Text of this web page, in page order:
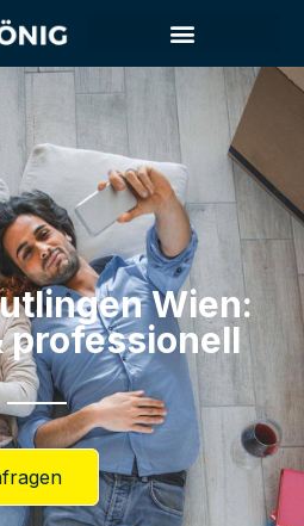
Wien:
professionell​